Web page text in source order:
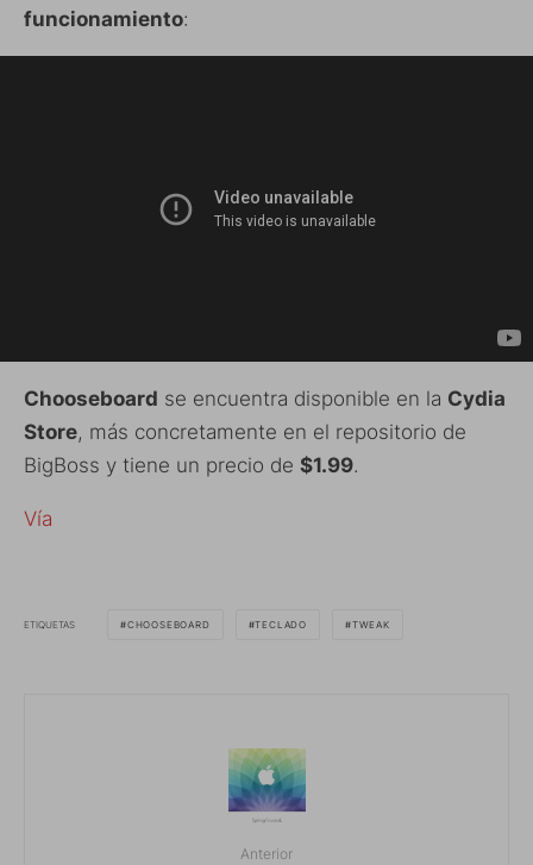
funcionamiento:
Chooseboard se encuentra disponible en la Cydia
Store, más concretamente en el repositorio de
BigBoss y tiene un precio de $1.99.
Vía
ETIQUETAS CHOOSEBOARD TECLADO TWEAK
Anterior